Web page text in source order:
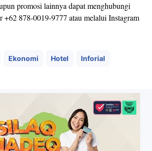
promosi lainnya dapat menghubungi
878-0019-9777 atau melalui Instagram
Ekonomi Hotel Inforial